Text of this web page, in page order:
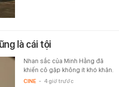
là cái tội
Nhan sắc của Minh Hằng đã
khiến cô gặp không ít khó khăn.
CINE - 4 giờ trước